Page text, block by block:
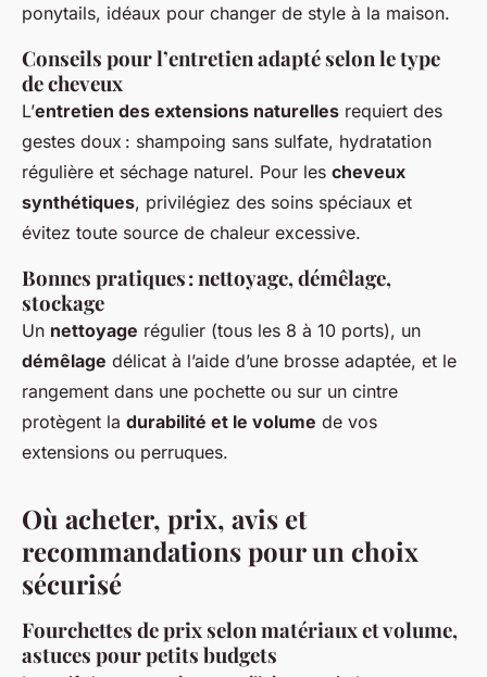
ponytails, idéaux pour changer de style à la maison.
Conseils pour l’entretien adapté selon le type
de cheveux
L’entretien des extensions naturelles requiert des
gestes doux : shampoing sans sulfate, hydratation
régulière et séchage naturel. Pour les cheveux
synthétiques, privilégiez des soins spéciaux et
évitez toute source de chaleur excessive.
Bonnes pratiques : nettoyage, démêlage,
stockage
Un nettoyage régulier (tous les 8 à 10 ports), un
démêlage délicat à l’aide d’une brosse adaptée, et le
rangement dans une pochette ou sur un cintre
protègent la durabilité et le volume de vos
extensions ou perruques.
Où acheter, prix, avis et
recommandations pour un choix
sécurisé
Fourchettes de prix selon matériaux et volume,
astuces pour petits budgets